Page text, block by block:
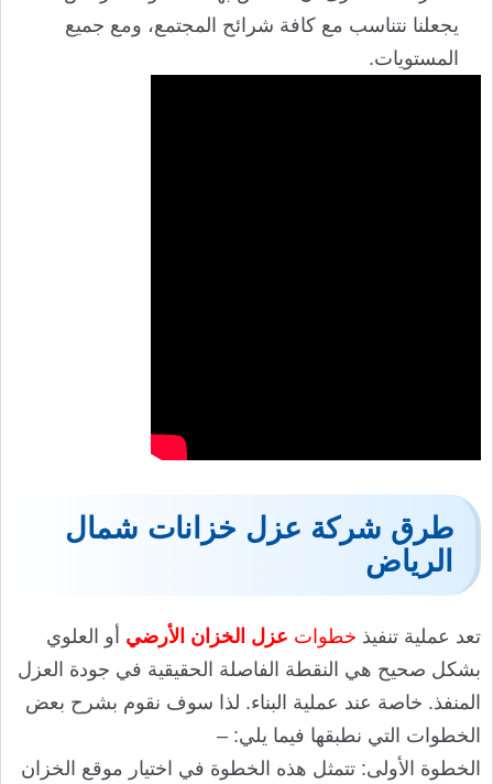
يجعلنا نتناسب مع كافة شرائح المجتمع، ومع جميع
المستويات.
طرق شركة عزل خزانات شمال
الرياض
تعد عملية تنفيذ خطوات عزل الخزان الأرضي أو العلوي
بشكل صحيح هي النقطة الفاصلة الحقيقية في جودة العزل
المنفذ. خاصة عند عملية البناء. لذا سوف نقوم بشرح بعض
الخطوات التي نطبقها فيما يلي: –
الخطوة الأولى: تتمثل هذه الخطوة في اختيار موقع الخزان